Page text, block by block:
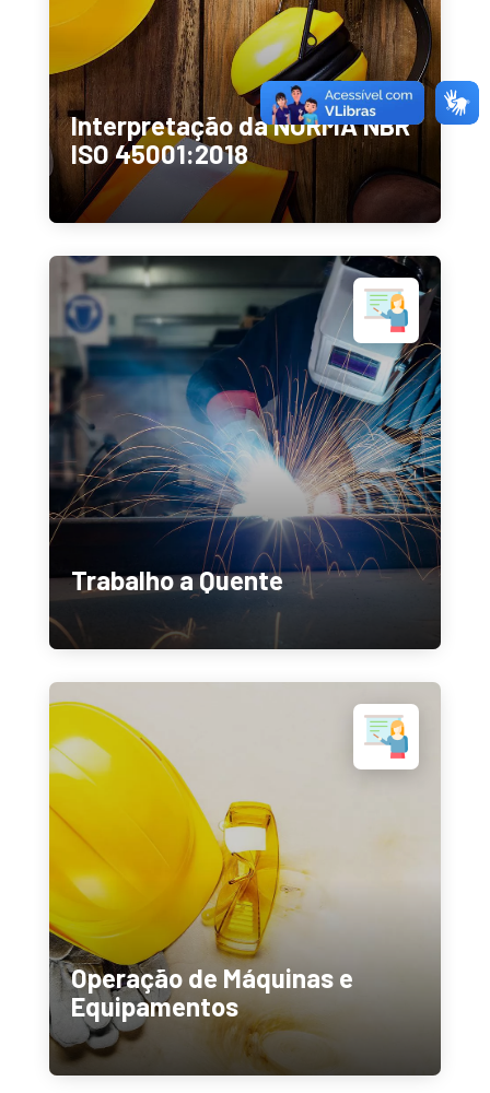
Interpretação da NORMA NBR
ISO 45001:2018
Trabalho a Quente
Operação de Máquinas e
Equipamentos